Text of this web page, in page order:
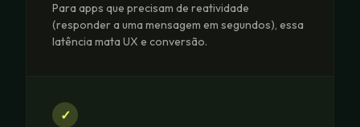
Para apps que precisam de reatividade
(responder a uma mensagem em segundos), essa
latência mata UX e conversão.
✓